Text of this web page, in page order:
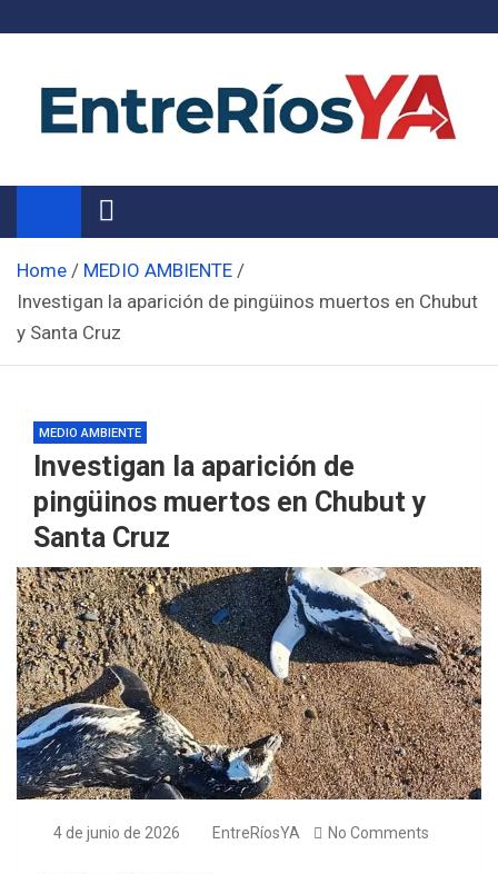
Noticias de Entre Ríos
Información de toda la provincia ahora
Home
MEDIO AMBIENTE
Investigan la aparición de pingüinos muertos en Chubut
y Santa Cruz
MEDIO AMBIENTE
Investigan la aparición de
pingüinos muertos en Chubut y
Santa Cruz
4 de junio de 2026 EntreRíosYA No Comments